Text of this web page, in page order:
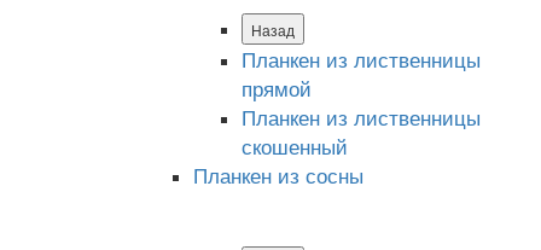
Назад
Планкен из лиственницы
прямой
Планкен из лиственницы
скошенный
Планкен из сосны